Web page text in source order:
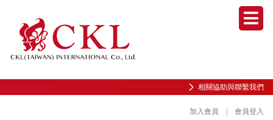
相關協助與聯繫我們
加入會員 會員登入